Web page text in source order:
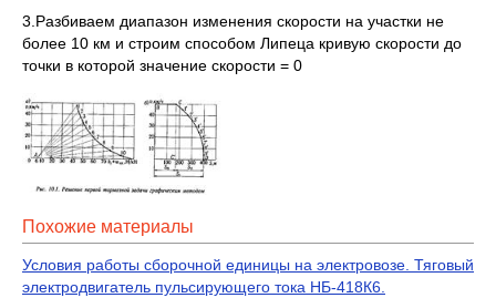
3.Разбиваем диапазон изменения скорости на участки не
более 10 км и строим способом Липеца кривую скорости до
точки в которой значение скорости = 0
Похожие материалы
Условия работы сборочной единицы на электровозе. Тяговый
электродвигатель пульсирующего тока НБ-418К6.